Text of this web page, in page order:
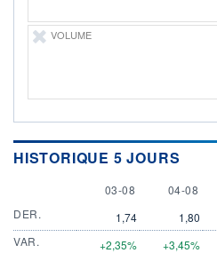
VOLUME
HISTORIQUE 5 JOURS
3 AUGUST
03-08 4 AUGUST
04-08
DER.
1,74 1,80
VAR.
+2,35% +3,45%